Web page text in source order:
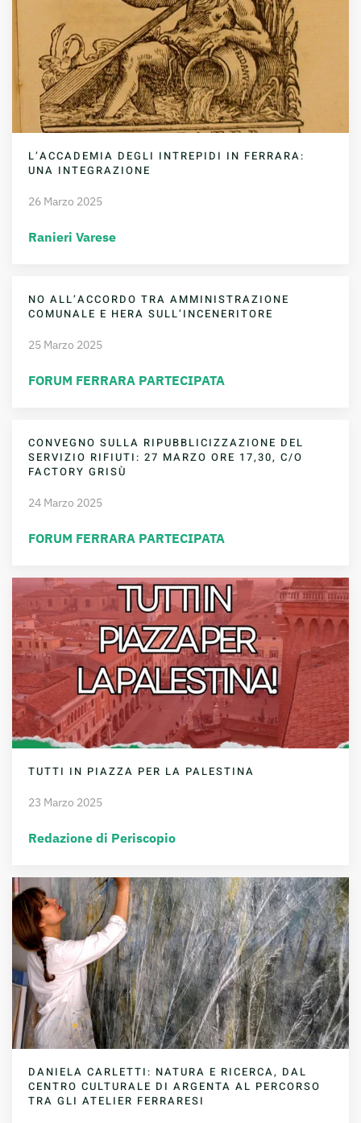
L’ACCADEMIA DEGLI INTREPIDI IN FERRARA:
UNA INTEGRAZIONE
26 Marzo 2025
Ranieri Varese
NO ALL’ACCORDO TRA AMMINISTRAZIONE
COMUNALE E HERA SULL’INCENERITORE
25 Marzo 2025
FORUM FERRARA PARTECIPATA
CONVEGNO SULLA RIPUBBLICIZZAZIONE DEL
SERVIZIO RIFIUTI: 27 MARZO ORE 17,30, C/O
FACTORY GRISÙ
24 Marzo 2025
FORUM FERRARA PARTECIPATA
TUTTI IN PIAZZA PER LA PALESTINA
23 Marzo 2025
Redazione di Periscopio
DANIELA CARLETTI: NATURA E RICERCA, DAL
CENTRO CULTURALE DI ARGENTA AL PERCORSO
TRA GLI ATELIER FERRARESI